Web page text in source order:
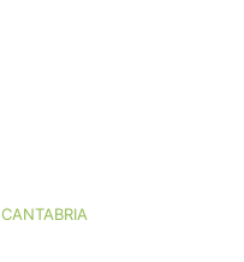
CANTABRIA